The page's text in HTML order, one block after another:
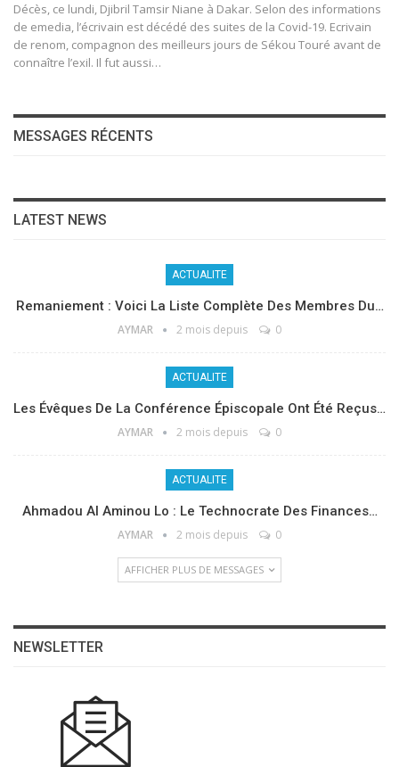
Décès, ce lundi, Djibril Tamsir Niane à Dakar. Selon des informations
de emedia, l’écrivain est décédé des suites de la Covid-19. Ecrivain
de renom, compagnon des meilleurs jours de Sékou Touré avant de
connaître l’exil. Il fut aussi…
MESSAGES RÉCENTS
LATEST NEWS
ACTUALITE
Remaniement : Voici La Liste Complète Des Membres Du…
AYMAR 2 mois depuis 0
ACTUALITE
Les Évêques De La Conférence Épiscopale Ont Été Reçus…
AYMAR 2 mois depuis 0
ACTUALITE
Ahmadou Al Aminou Lo : Le Technocrate Des Finances…
AYMAR 2 mois depuis 0
AFFICHER PLUS DE MESSAGES
NEWSLETTER